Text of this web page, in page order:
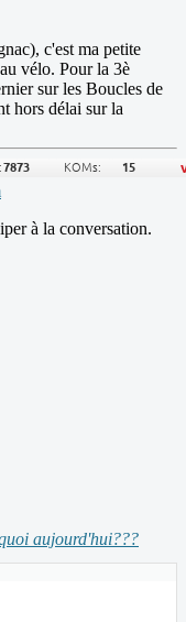
c'est ma petite
vélo. Pour la 3è
sur les Boucles de
hors délai sur la
à la conversation.
aujourd'hui???